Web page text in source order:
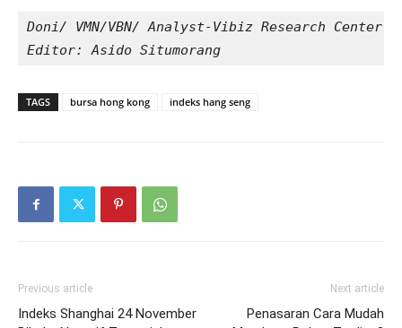
Doni/ VMN/VBN/ Analyst-Vibiz Research Center
Editor: Asido Situmorang
TAGS bursa hong kong indeks hang seng
Previous article
Indeks Shanghai 24 November
Next article
Penasaran Cara Mudah